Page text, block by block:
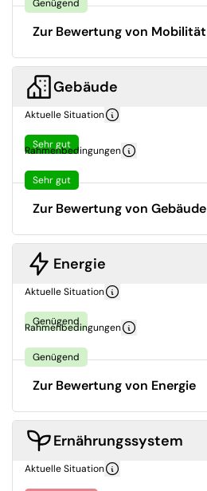
Genügend
Zur Bewertung von Mobilität
Gebäude
Aktuelle Situation
Sehr gut
Rahmenbedingungen
Sehr gut
Zur Bewertung von Gebäude
Energie
Aktuelle Situation
Genügend
Rahmenbedingungen
Genügend
Zur Bewertung von Energie
Ernährungssystem
Aktuelle Situation